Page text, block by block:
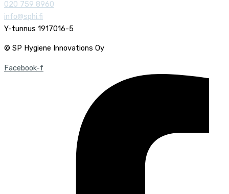
020 759 8960
info@sphi.fi
Y-tunnus 1917016-5
© SP Hygiene Innovations Oy
Facebook-f